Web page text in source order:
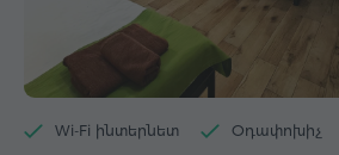
Wi-Fi ինտերնետ Օդափոխիչ